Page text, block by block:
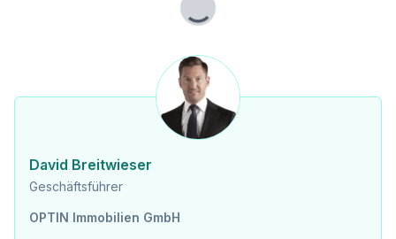
Lade...
David Breitwieser
Geschäftsführer
OPTIN Immobilien GmbH